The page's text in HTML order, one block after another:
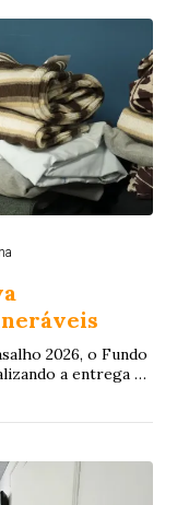
2026, o Fundo
a entrega de